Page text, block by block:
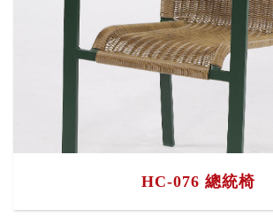
HC-076 總統椅